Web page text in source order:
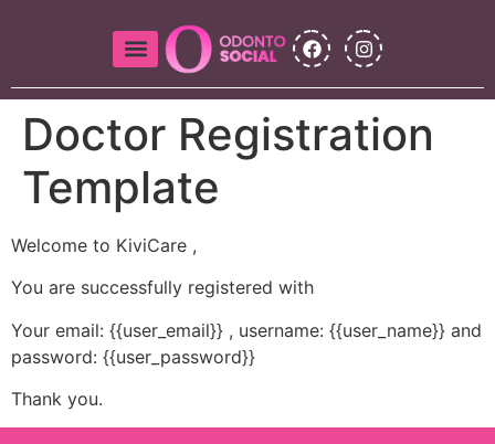
Doctor Registration
Template
Welcome to KiviCare ,
You are successfully registered with
Your email: {{user_email}} , username: {{user_name}} and
password: {{user_password}}
Thank you.